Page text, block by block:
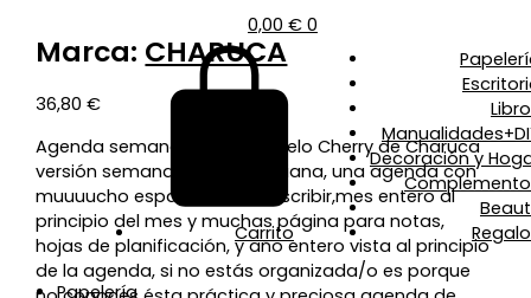
0,00 € 0
Carrito
Decoración y
Papelería
Marca: CHARUCA
36,80€
Agenda semanal 24-25,modelo Cherry de Charuca
versión semana página mediana, una agenda con
muuuucho espacio dónde escribir,mes entero al
principio del mes y muchas página para notas,
hojas de planificación, y año entero vista al principio
de la agenda, si no estás organizada/o es porque